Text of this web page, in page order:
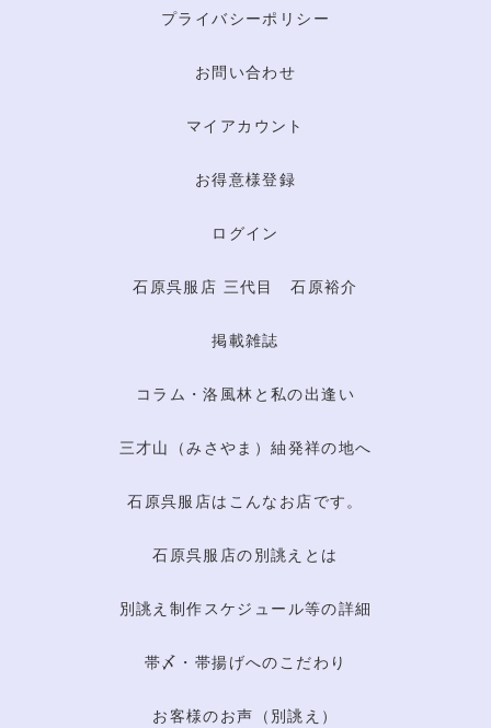
プライバシーポリシー
お問い合わせ
マイアカウント
お得意様登録
ログイン
石原呉服店 三代目 石原裕介
掲載雑誌
コラム・洛風林と私の出逢い
三才山（みさやま）紬発祥の地へ
石原呉服店はこんなお店です。
石原呉服店の別誂えとは
別誂え制作スケジュール等の詳細
帯〆・帯揚げへのこだわり
お客様のお声（別誂え）